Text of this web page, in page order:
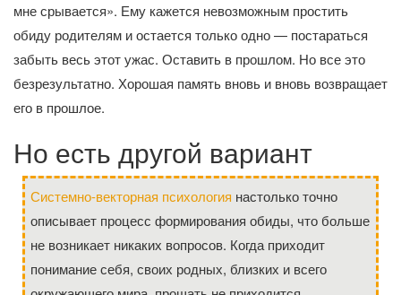
мне срывается». Ему кажется невозможным простить
обиду родителям и остается только одно — постараться
забыть весь этот ужас. Оставить в прошлом. Но все это
безрезультатно. Хорошая память вновь и вновь возвращает
его в прошлое.
Но есть другой вариант
Системно-векторная психология настолько точно
описывает процесс формирования обиды, что больше
не возникает никаких вопросов. Когда приходит
понимание себя, своих родных, близких и всего